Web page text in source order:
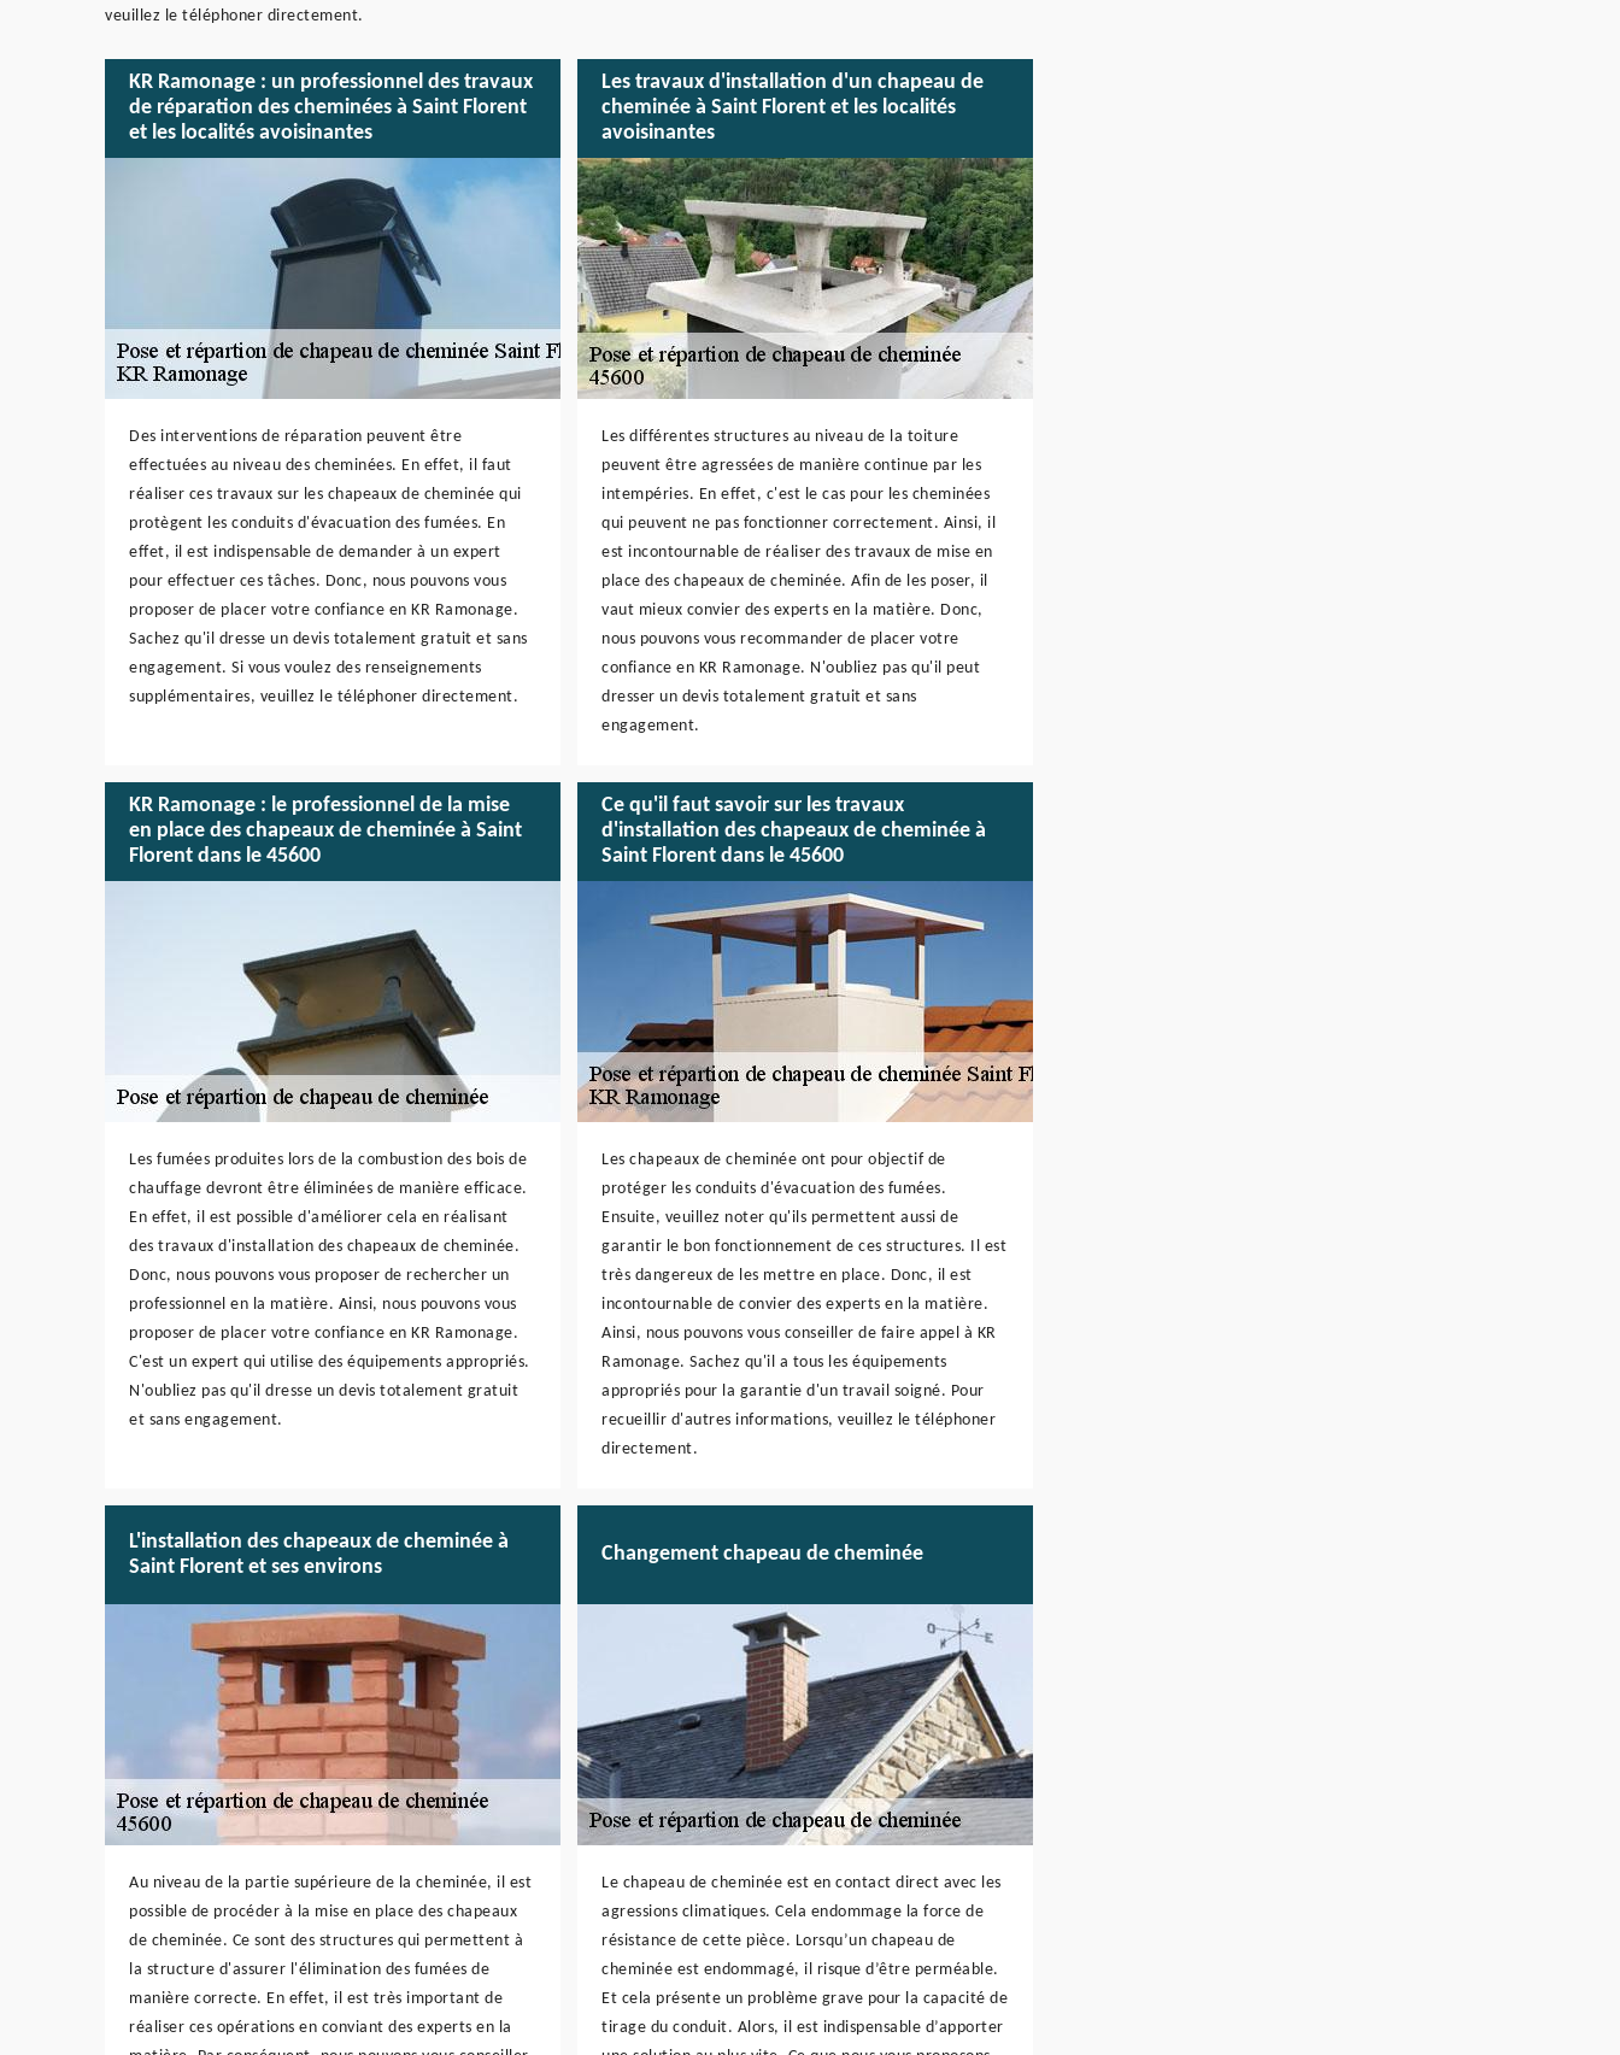
veuillez le téléphoner directement.
KR Ramonage : un professionnel des travaux
de réparation des cheminées à Saint Florent
et les localités avoisinantes
Des interventions de réparation peuvent être
effectuées au niveau des cheminées. En effet, il faut
réaliser ces travaux sur les chapeaux de cheminée qui
protègent les conduits d'évacuation des fumées. En
effet, il est indispensable de demander à un expert
pour effectuer ces tâches. Donc, nous pouvons vous
proposer de placer votre confiance en KR Ramonage.
Sachez qu'il dresse un devis totalement gratuit et sans
engagement. Si vous voulez des renseignements
supplémentaires, veuillez le téléphoner directement.
Les travaux d'installation d'un chapeau de
cheminée à Saint Florent et les localités
avoisinantes
Les différentes structures au niveau de la toiture
peuvent être agressées de manière continue par les
intempéries. En effet, c'est le cas pour les cheminées
qui peuvent ne pas fonctionner correctement. Ainsi, il
est incontournable de réaliser des travaux de mise en
place des chapeaux de cheminée. Afin de les poser, il
vaut mieux convier des experts en la matière. Donc,
nous pouvons vous recommander de placer votre
confiance en KR Ramonage. N'oubliez pas qu'il peut
dresser un devis totalement gratuit et sans
engagement.
KR Ramonage : le professionnel de la mise
en place des chapeaux de cheminée à Saint
Florent dans le 45600
Les fumées produites lors de la combustion des bois de
chauffage devront être éliminées de manière efficace.
En effet, il est possible d'améliorer cela en réalisant
des travaux d'installation des chapeaux de cheminée.
Donc, nous pouvons vous proposer de rechercher un
professionnel en la matière. Ainsi, nous pouvons vous
proposer de placer votre confiance en KR Ramonage.
C'est un expert qui utilise des équipements appropriés.
N'oubliez pas qu'il dresse un devis totalement gratuit
et sans engagement.
Ce qu'il faut savoir sur les travaux
d'installation des chapeaux de cheminée à
Saint Florent dans le 45600
Les chapeaux de cheminée ont pour objectif de
protéger les conduits d'évacuation des fumées.
Ensuite, veuillez noter qu'ils permettent aussi de
garantir le bon fonctionnement de ces structures. Il est
très dangereux de les mettre en place. Donc, il est
incontournable de convier des experts en la matière.
Ainsi, nous pouvons vous conseiller de faire appel à KR
Ramonage. Sachez qu'il a tous les équipements
appropriés pour la garantie d'un travail soigné. Pour
recueillir d'autres informations, veuillez le téléphoner
directement.
L'installation des chapeaux de cheminée à
Saint Florent et ses environs
Au niveau de la partie supérieure de la cheminée, il est
possible de procéder à la mise en place des chapeaux
de cheminée. Ce sont des structures qui permettent à
la structure d'assurer l'élimination des fumées de
manière correcte. En effet, il est très important de
réaliser ces opérations en conviant des experts en la
Changement chapeau de cheminée
Le chapeau de cheminée est en contact direct avec les
agressions climatiques. Cela endommage la force de
résistance de cette pièce. Lorsqu’un chapeau de
cheminée est endommagé, il risque d’être perméable.
Et cela présente un problème grave pour la capacité de
tirage du conduit. Alors, il est indispensable d’apporter